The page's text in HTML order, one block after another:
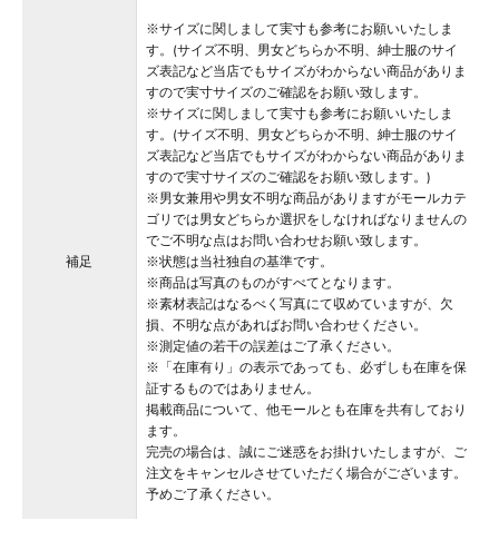
補足
※サイズに関しまして実寸も参考にお願いいたしま
す。(サイズ不明、男女どちらか不明、紳士服のサイ
ズ表記など当店でもサイズがわからない商品がありま
すので実寸サイズのご確認をお願い致します。
※サイズに関しまして実寸も参考にお願いいたしま
す。(サイズ不明、男女どちらか不明、紳士服のサイ
ズ表記など当店でもサイズがわからない商品がありま
すので実寸サイズのご確認をお願い致します。)
※男女兼用や男女不明な商品がありますがモールカテ
ゴリでは男女どちらか選択をしなければなりませんの
でご不明な点はお問い合わせお願い致します。
※状態は当社独自の基準です。
※商品は写真のものがすべてとなります。
※素材表記はなるべく写真にて収めていますが、欠
損、不明な点があればお問い合わせください。
※測定値の若干の誤差はご了承ください。
※「在庫有り」の表示であっても、必ずしも在庫を保
証するものではありません。
掲載商品について、他モールとも在庫を共有しており
ます。
完売の場合は、誠にご迷惑をお掛けいたしますが、ご
注文をキャンセルさせていただく場合がございます。
予めご了承ください。